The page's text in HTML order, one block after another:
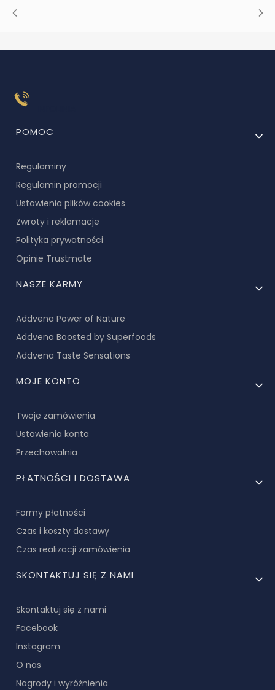
Linki w stopce
POMOC
Regulaminy
Regulamin promocji
Ustawienia plików cookies
Zwroty i reklamacje
Polityka prywatności
Opinie Trustmate
NASZE KARMY
Addvena Power of Nature
Addvena Boosted by Superfoods
Addvena Taste Sensations
MOJE KONTO
Twoje zamówienia
Ustawienia konta
Przechowalnia
PŁATNOŚCI I DOSTAWA
Formy płatności
Czas i koszty dostawy
Czas realizacji zamówienia
SKONTAKTUJ SIĘ Z NAMI
Skontaktuj się z nami
Facebook
Instagram
O nas
Nagrody i wyróżnienia